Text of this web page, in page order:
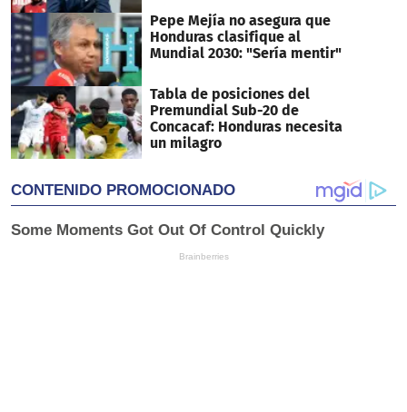
Pepe Mejía no asegura que
Honduras clasifique al
Mundial 2030: "Sería mentir"
Tabla de posiciones del
Premundial Sub-20 de
Concacaf: Honduras necesita
un milagro